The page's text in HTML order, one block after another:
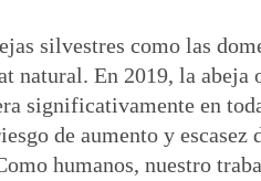
silvestres como las
natural. En 2019, la
significativamente en
de aumento y
humanos, nuestro